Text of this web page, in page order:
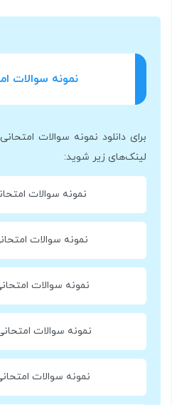
نمونه سوالات
برای دانلود نمونه سوالات
لینک‌های زیر شوید:
نمونه سوالات
نمونه سوالات
نمونه سوالات
نمونه سوالات
نمونه سوالات